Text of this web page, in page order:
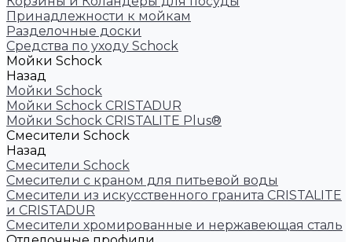
Принадлежности к мойкам
Разделочные доски
Средства по уходу Schock
Мойки Schock
Назад
Мойки Schock
Мойки Schock CRISTADUR
Мойки Schock CRISTALITE Plus®
Смесители Schock
Назад
Смесители Schock
Cмесители с краном для питьевой воды
Смесители из искуcственного гранита CRISTALITE
и CRISTADUR
Смесители хромированные и нержавеющая сталь